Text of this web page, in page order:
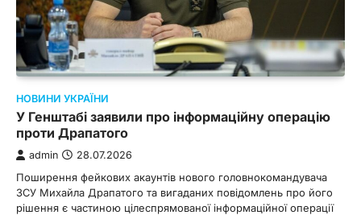
НОВИНИ УКРАЇНИ
У Генштабі заявили про інформаційну операцію
проти Драпатого
admin 28.07.2026
Поширення фейкових акаунтів нового головнокомандувача
ЗСУ Михайла Драпатого та вигаданих повідомлень про його
рішення є частиною цілеспрямованої інформаційної операції